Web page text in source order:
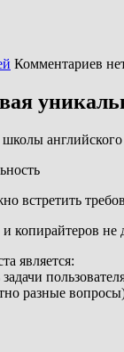
Комментариев
встретить
не
является:
разные